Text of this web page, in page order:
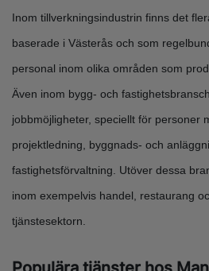
Inom tillverkningsindustrin finns det
baserade i Västerås och som
personal inom olika områden som
Även inom bygg- och
jobbmöjligheter, speciellt för personer
projektledning, byggnads- och
fastighetsförvaltning. Utöver dessa
inom exempelvis handel, restaurang
tjänstesektorn.